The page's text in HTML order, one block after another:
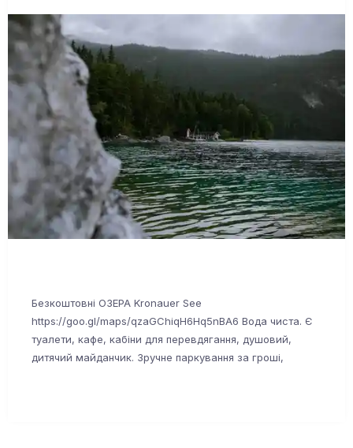
Безкоштовні ОЗЕРА Kronauer See
https://goo.gl/maps/qzaGChiqH6Hq5nBA6 Вода чиста. Є
туалети, кафе, кабіни для перевдягання, душовий,
дитячий майданчик. Зручне паркування за гроші,